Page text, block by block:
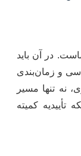
در آن باید
و زمان‌بندی
نه تنها مسیر
کمیته